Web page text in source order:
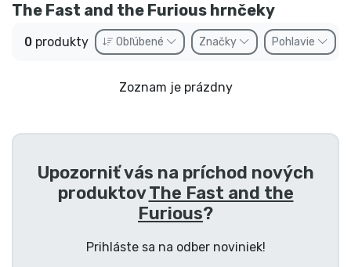
The Fast and the Furious hrnčeky
0 produkty Obľúbené Značky Pohlavie
Zoznam je prázdny
Upozorniť vás na príchod nových
produktovThe Fast and the
Furious?
Prihláste sa na odber noviniek!
Predobjednávky
Outlet produkty
Preprava a platba
Zoradiť podľa série
Zoradiť podľa filmov
Zoradiť podľa karikatúry